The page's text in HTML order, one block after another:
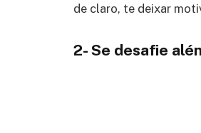
de claro, te deixar
2- Se desafie